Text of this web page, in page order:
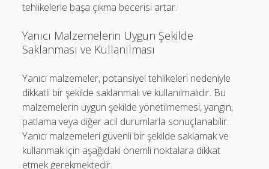
tehlikelerle başa çıkma becerisi artar.
Yanıcı Malzemelerin Uygun Şekilde
Saklanması ve Kullanılması
Yanıcı malzemeler, potansiyel tehlikeleri nedeniyle
dikkatli bir şekilde saklanmalı ve kullanılmalıdır. Bu
malzemelerin uygun şekilde yönetilmemesi, yangın,
patlama veya diğer acil durumlarla sonuçlanabilir.
Yanıcı malzemeleri güvenli bir şekilde saklamak ve
kullanmak için aşağıdaki önemli noktalara dikkat
etmek gerekmektedir.